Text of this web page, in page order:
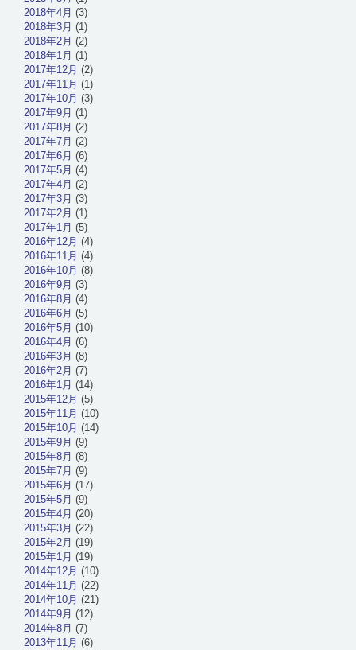
2018年4月 (3)
2018年3月 (1)
2018年2月 (2)
2018年1月 (1)
2017年12月 (2)
2017年11月 (1)
2017年10月 (3)
2017年9月 (1)
2017年8月 (2)
2017年7月 (2)
2017年6月 (6)
2017年5月 (4)
2017年4月 (2)
2017年3月 (3)
2017年2月 (1)
2017年1月 (5)
2016年12月 (4)
2016年11月 (4)
2016年10月 (8)
2016年9月 (3)
2016年8月 (4)
2016年6月 (5)
2016年5月 (10)
2016年4月 (6)
2016年3月 (8)
2016年2月 (7)
2016年1月 (14)
2015年12月 (5)
2015年11月 (10)
2015年10月 (14)
2015年9月 (9)
2015年8月 (8)
2015年7月 (9)
2015年6月 (17)
2015年5月 (9)
2015年4月 (20)
2015年3月 (22)
2015年2月 (19)
2015年1月 (19)
2014年12月 (10)
2014年11月 (22)
2014年10月 (21)
2014年9月 (12)
2014年8月 (7)
2013年11月 (6)